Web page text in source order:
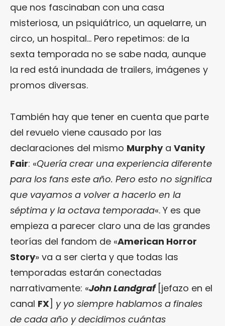
que nos fascinaban con una casa
misteriosa, un psiquiátrico, un aquelarre, un
circo, un hospital… Pero repetimos: de la
sexta temporada no se sabe nada, aunque
la red está inundada de trailers, imágenes y
promos diversas.
También hay que tener en cuenta que parte
del revuelo viene causado por las
declaraciones del mismo Murphya Vanity
Fair: «Quería crear una experiencia diferente
para los fans este año. Pero esto no significa
que vayamos a volver a hacerlo en la
séptima y la octava temporada«. Y es que
empieza a parecer claro una de las grandes
teorías del fandom de «American Horror
Story» va a ser cierta y que todas las
temporadas estarán conectadas
narrativamente: «John Landgraf[jefazo en el
canal FX] y yo siempre hablamos a finales
de cada año y decidimos cuántas